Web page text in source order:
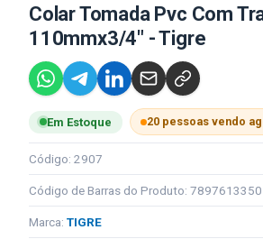
Colar Tomada Pvc Com
110mmx3/4" - Tigre
Em Estoque 20 pessoas vendo
Código: 2907
Código de Barras do Produto:
Marca: TIGRE